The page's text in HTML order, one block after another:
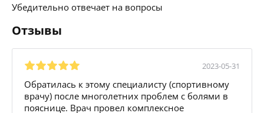
Убедительно отвечает на вопросы
Отзывы
2023-05-31
Обратилась к этому специалисту (спортивному
врачу) после многолетних проблем с болями в
пояснице. Врач провел комплексное